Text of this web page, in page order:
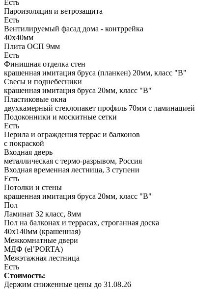
Есть
Пароизоляция и ветрозащита
Есть
Вентилируемый фасад дома - контррейка
40х40мм
Плита ОСП 9мм
Есть
Финишная отделка стен
крашенная имитация бруса (планкен) 20мм, класс "В"
Свесы и поднебесники
крашенная имитация бруса 20мм, класс "В"
Пластиковые окна
двухкамерный стеклопакет профиль 70мм с ламинацией
Подоконники и москитные сетки
Есть
Перила и ограждения террас и балконов
с покраской
Входная дверь
металлическая с термо-разрывом, Россия
Входная временная лестница, 3 ступени
Есть
Потолки и стены
крашенная имитация бруса 20мм, класс "В"
Пол
Ламинат 32 класс, 8мм
Пол на балконах и террасах, строганная доска
40х140мм (крашенная)
Межкомнатные двери
МДФ (el’PORTA)
Межэтажная лестница
Есть
Стоимость:
Держим сниженные цены до 31.08.26